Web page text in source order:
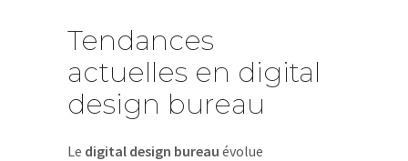
Tendances
actuelles en digital
design bureau
Le digital design bureau évolue